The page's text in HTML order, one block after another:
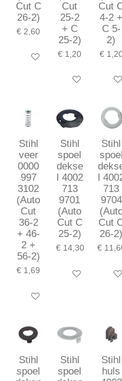
Cut C
26-2)
€ 2,60
In winkelwagen
Cut
25-2
+ C
25-2)
€ 1,20
In winkelwagen
Cut
4-2 +
C 5-
2)
€
In
Stihl
veer
0000
997
3102
(Auto
Cut
36-2
+ 46-
2 +
56-2)
€ 1,69
In winkelwagen
Stihl
spoel
dekse
l 4002
713
9701
(Auto
Cut C
25-2)
€ 14,30
In winkelwagen
Stihl
spoel
l
713
9704
Cut
26-2)
€
In
Stihl
spoel
Stihl
spoel
Stihl
huls